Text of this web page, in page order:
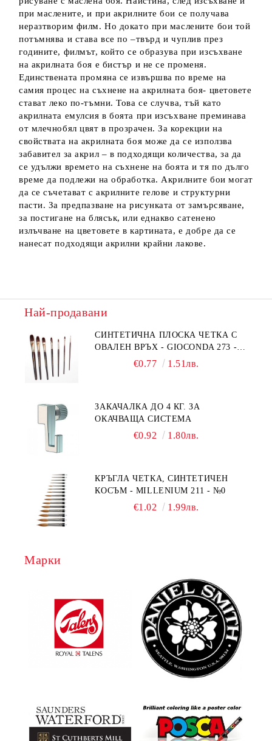
при маслените, и при акрилните бои се получава
неразтворим филм. Но докато при маслените бои той
потъмнява и става все по –твърд и чуплив през
годините, филмът, който се образува при изсъхване
на акрилната боя е бистър и не се променя.
Единствената промяна се извършва по време на
самия процес на съхнене на акрилната боя- цветовете
стават леко по-тъмни. Това се случва, тъй като
акрилната емулсия в боята при изсъхване преминава
от млечнобял цвят в прозрачен. За корекции на
свойствата на акрилната боя може да се използва
забавител за акрил – в подходящи количества, за да
се удължи времето на съхнене на боята и тя по дълго
време да подлежи на обработка. Акрилните бои могат
да се съчетават с акрилните гелове и структурни
пасти. За предпазване на рисунката от замърсяване,
за постигане на блясък, или еднакво сатенено
излъчване на цветовете в картината, е добре да се
нанесат подходящи акрилни крайни лакове.
Най-продавани
СИНТЕТИЧНА ПЛОСКА ЧЕТКА С
ОВАЛЕН ВРЪХ - GIOCONDA 273 -
€0.77 1.51лв.
ЗАКАЧАЛКА ДО 4 КГ. ЗА
ОКАЧВАЩА СИСТЕМА
€0.92 1.80лв.
КРЪГЛА ЧЕТКА, СИНТЕТИЧЕН
КОСЪМ - MILLENIUM 211 - №0
€1.02 1.99лв.
Марки